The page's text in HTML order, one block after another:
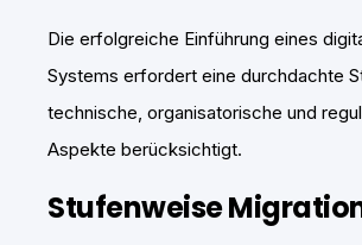
Die erfolgreiche Einführung eines
Systems erfordert eine durchdachte
technische, organisatorische und
Aspekte berücksichtigt.
Stufenweise